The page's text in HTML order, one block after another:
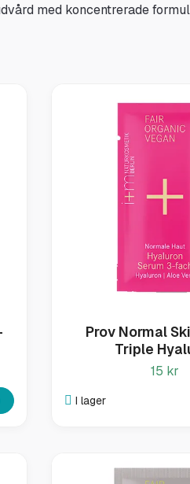
med koncentrerade
Prov Normal
Triple
15 kr
I lager